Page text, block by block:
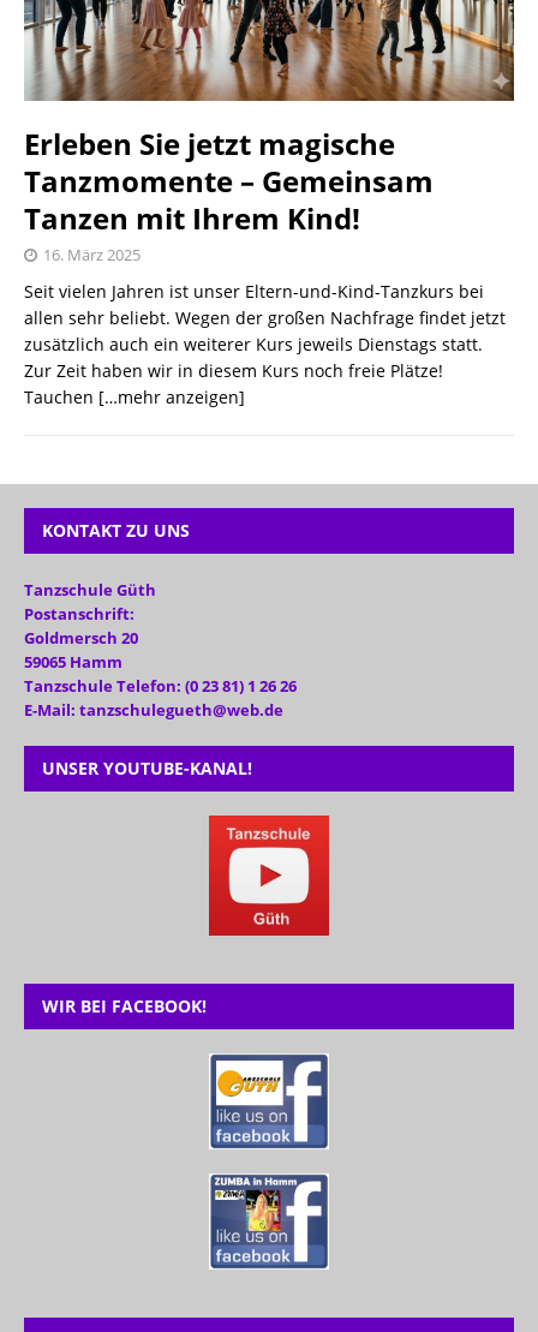
Erleben Sie jetzt magische
Tanzmomente – Gemeinsam
Tanzen mit Ihrem Kind!
16. März 2025
Seit vielen Jahren ist unser Eltern-und-Kind-Tanzkurs bei
allen sehr beliebt. Wegen der großen Nachfrage findet jetzt
zusätzlich auch ein weiterer Kurs jeweils Dienstags statt.
Zur Zeit haben wir in diesem Kurs noch freie Plätze!
Tauchen […mehr anzeigen]
KONTAKT ZU UNS
Tanzschule Güth
Postanschrift:
Goldmersch 20
59065 Hamm
Tanzschule Telefon: (0 23 81) 1 26 26
E-Mail: tanzschulegueth@web.de
UNSER YOUTUBE-KANAL!
WIR BEI FACEBOOK!